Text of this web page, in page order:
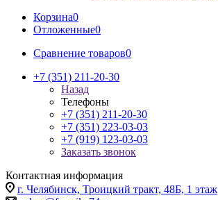
Корзина0
Отложенные0
Сравнение товаров0
+7 (351) 211-20-30
Назад
Телефоны
+7 (351) 211-20-30
+7 (351) 223-03-03
+7 (919) 123-03-03
Заказать звонок
Контактная информация
г. Челябинск, Троицкий тракт, 48Б, 1 этаж